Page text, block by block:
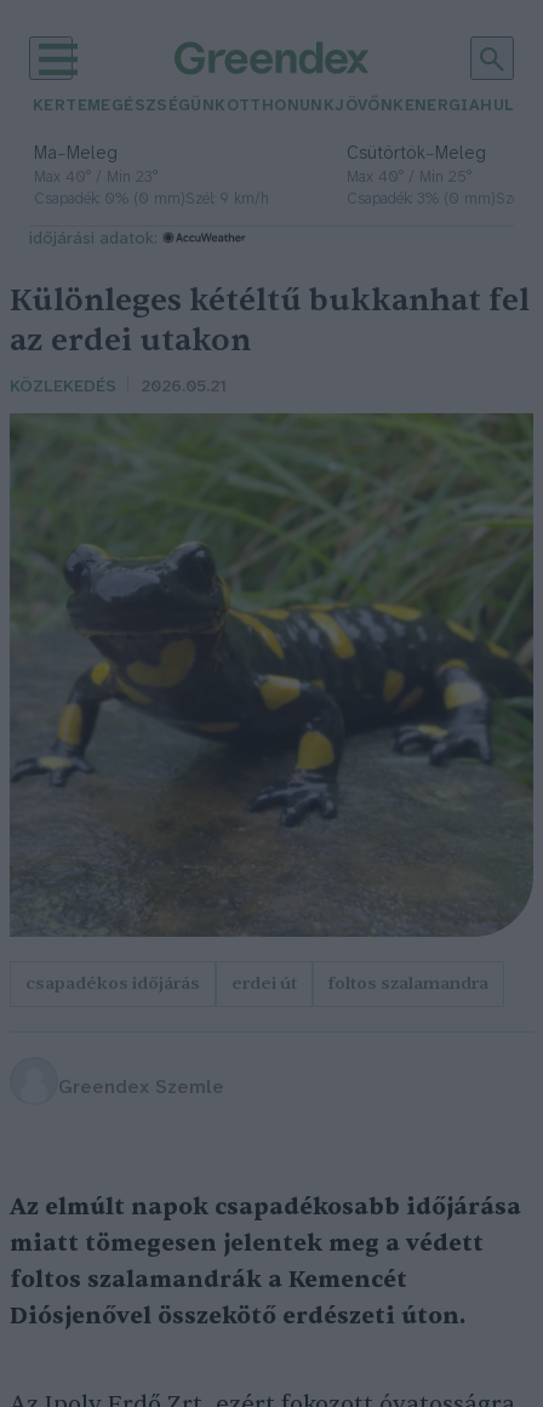
KERTEM EGÉSZSÉGÜNK OTTHONUNKJÖVŐNK ENERGIA
Ma– Meleg
Max 40° / Min 23°
Csapadék: 0% (0 mm)Szél: 9 km/h
Csütörtök– Meleg
Max 40° / Min 25°
Csapadék: 3% (0 mm)Szél:
időjárási adatok:
Különleges kétéltű bukkanhat fel
az erdei utakon
KÖZLEKEDÉS 2026.05.21
csapadékos időjárás erdei út foltos szalamandra
Greendex Szemle
Az elmúlt napok csapadékosabb időjárása
miatt tömegesen jelentek meg a védett
foltos szalamandrák a Kemencét
Diósjenővel összekötő erdészeti úton.